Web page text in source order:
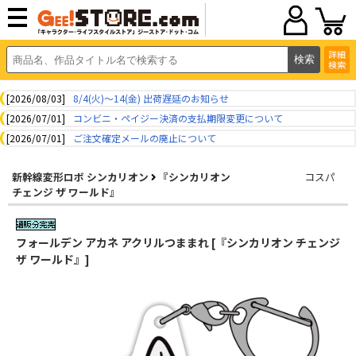
詳細
検索
[2026/08/03]
8/4(火)～14(金) 出荷遅延のお知らせ
[2026/07/01]
コンビニ・ペイジー決済の支払期限変更について
[2026/07/01]
ご注文確定メールの廃止について
新幹線変形ロボ シンカリオン
『シンカリオン
チェンジ ザ ワールド』
コスパ
フォールデン アカネ アクリルつままれ [『シンカリオン チェンジ
ザ ワールド』]